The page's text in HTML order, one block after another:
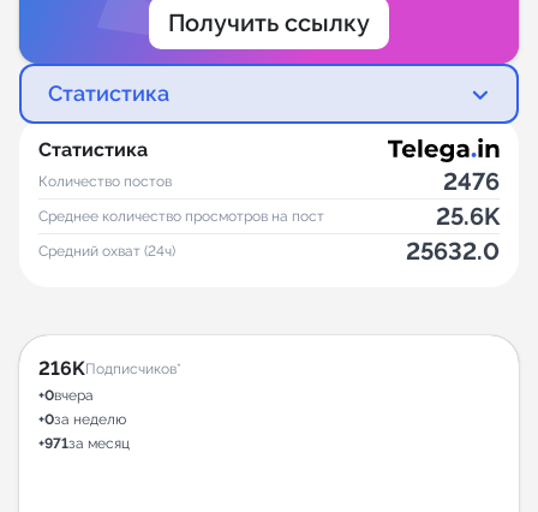
Получить ссылку
Статистика
Статистика
Количество постов 2476
Среднее количество просмотров на пост 25.6K
Средний охват (24ч) 25632.0
216KПодписчиков*
+0вчера
+0за неделю
+971за месяц